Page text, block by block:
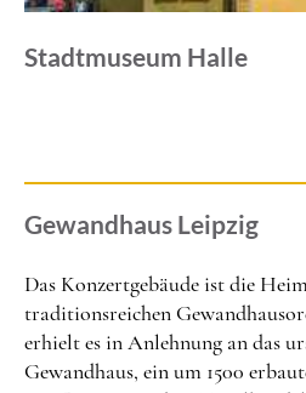
Stadtmuseum Halle
Gewandhaus Leipzig
Das Konzertgebäude ist die
traditionsreichen
erhielt es in Anlehnung an das
Gewandhaus, ein um 1500